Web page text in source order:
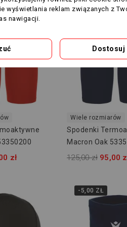
zł
-30,00 ZŁ
Wiele rozmiarów
Spodenki
Macron Oak
125,00 zł 95,00
-5,00 ZŁ
wyświetlania reklam związanych z
nawigacji.
Dostosuj